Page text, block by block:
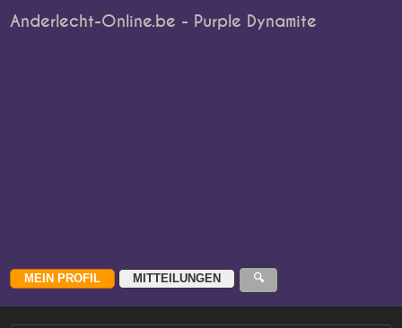
Anderlecht-Online.be - Purple Dynamite